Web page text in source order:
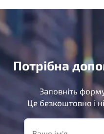
Потрібна
Заповніть
Це безкоштовно і